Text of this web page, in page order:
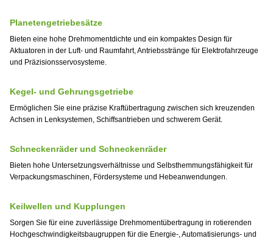
Planetengetriebesätze
Bieten eine hohe Drehmomentdichte und ein kompaktes Design für
Aktuatoren in der Luft- und Raumfahrt, Antriebsstränge für Elektrofahrzeuge
und Präzisionsservosysteme.
Kegel- und Gehrungsgetriebe
Ermöglichen Sie eine präzise Kraftübertragung zwischen sich kreuzenden
Achsen in Lenksystemen, Schiffsantrieben und schwerem Gerät.
Schneckenräder und Schneckenräder
Bieten hohe Untersetzungsverhältnisse und Selbsthemmungsfähigkeit für
Verpackungsmaschinen, Fördersysteme und Hebeanwendungen.
Keilwellen und Kupplungen
Sorgen Sie für eine zuverlässige Drehmomentübertragung in rotierenden
Hochgeschwindigkeitsbaugruppen für die Energie-, Automatisierungs- und